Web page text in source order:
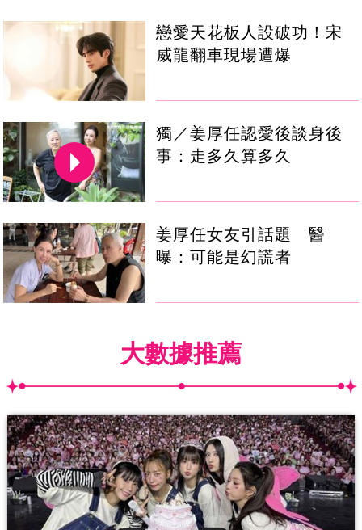
戀愛天花板人設破功！宋
威龍翻車現場遭爆
獨／姜厚任認愛後談身後
事：走多久算多久
姜厚任女友引話題 醫
曝：可能是幻謊者
大數據推薦